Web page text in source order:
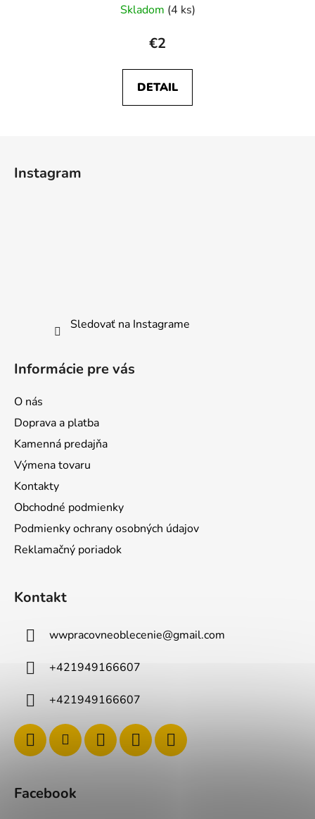
Skladom (4 ks)
€2
DETAIL
Instagram
Sledovať na Instagrame
Informácie pre vás
O nás
Doprava a platba
Kamenná predajňa
Výmena tovaru
Kontakty
Obchodné podmienky
Podmienky ochrany osobných údajov
Reklamačný poriadok
Kontakt
wwpracovneoblecenie@gmail.com
+421949166607
+421949166607
Facebook